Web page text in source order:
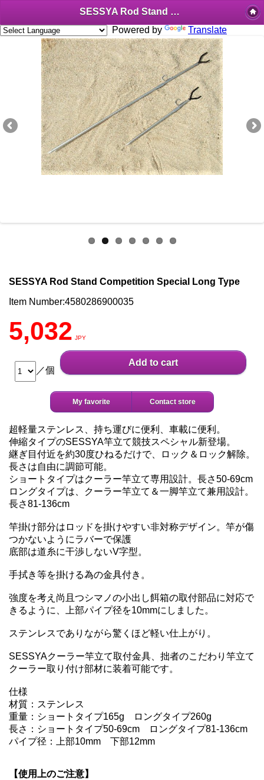
SESSYA Rod Stand Competition Special Long Type
Powered by
Translate
SESSYA Rod Stand Competition Special Long Type
Item Number:4580286900035
5,032 JPY
／個
Add to cart
My favorite Contact store
超軽量ステンレス、持ち運びに便利、車載に便利。
伸縮タイプのSESSYA竿立て競技スペシャル新登場。
継ぎ目付近を約30度ひねるだけで、ロック＆ロック解除。
長さは自由に調節可能。
ショートタイプはクーラー竿立て専用設計。長さ50-69cm
ロングタイプは、クーラー竿立て＆一脚竿立て兼用設計。
長さ81-136cm
竿掛け部分はロッドを掛けやすい非対称デザイン。竿が傷
つかないようにラバーで保護
底部は道糸に干渉しないV字型。
手拭き等を掛ける為の金具付き。
強度を考え尚且つシマノの小出し餌箱の取付部品に対応で
きるように、上部パイプ径を10mmにしました。
ステンレスでありながら驚くほど軽い仕上がり。
SESSYAクーラー竿立て取付金具、拙者のこだわり竿立て
クーラー取り付け部材に装着可能です。
仕様
材質：ステンレス
重量：ショートタイプ165g ロングタイプ260g
長さ：ショートタイプ50-69cm ロングタイプ81-136cm
パイプ径：上部10mm 下部12mm
【使用上のご注意】